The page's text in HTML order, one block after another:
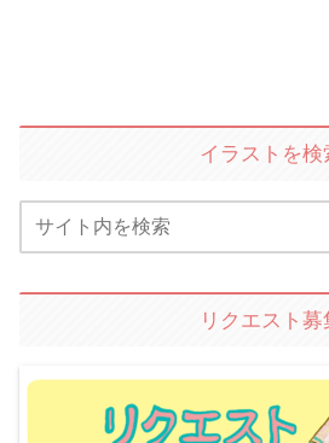
イラストを検
リクエスト募